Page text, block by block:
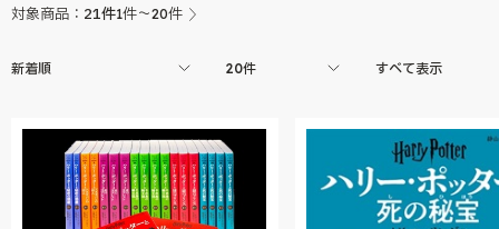
対象商品： 21件1件～20件
新着順 20件 すべて表示